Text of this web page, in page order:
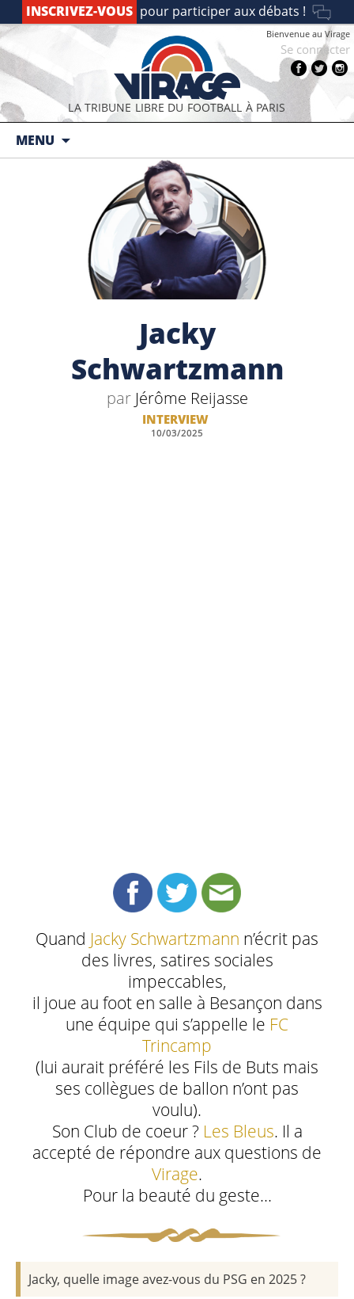
INSCRIVEZ-VOUS pour participer aux débats !
LA TRIBUNE LIBRE DU FOOTBALL À PARIS
Bienvenue au Virage
Se connecter
MENU
Aller au contenu principal
Jacky
Schwartzmann
par Jérôme Reijasse
INTERVIEW
10/03/2025
Quand Jacky Schwartzmann n’écrit pas
des livres, satires sociales
impeccables,
il joue au foot en salle à Besançon dans
une équipe qui s’appelle le FC
Trincamp
(lui aurait préféré les Fils de Buts mais
ses collègues de ballon n’ont pas
voulu).
Son Club de coeur ? Les Bleus. Il a
accepté de répondre aux questions de
Virage.
Pour la beauté du geste…
Jacky, quelle image avez-vous du PSG en 2025 ?